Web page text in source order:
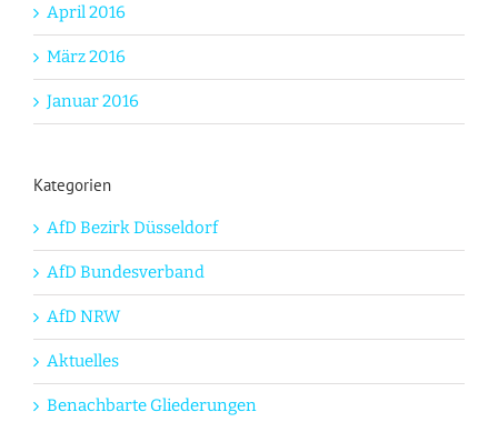
April 2016
März 2016
Januar 2016
Kategorien
AfD Bezirk Düsseldorf
AfD Bundesverband
AfD NRW
Aktuelles
Benachbarte Gliederungen